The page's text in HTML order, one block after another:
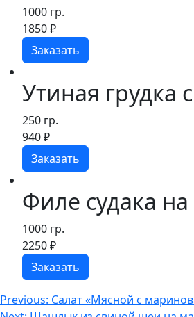
1000 гр.
1850₽
Заказать
Утиная грудка
250 гр.
940₽
Заказать
Филе судака
1000 гр.
2250₽
Заказать
Навигация
Previous: Салат «Мясной с